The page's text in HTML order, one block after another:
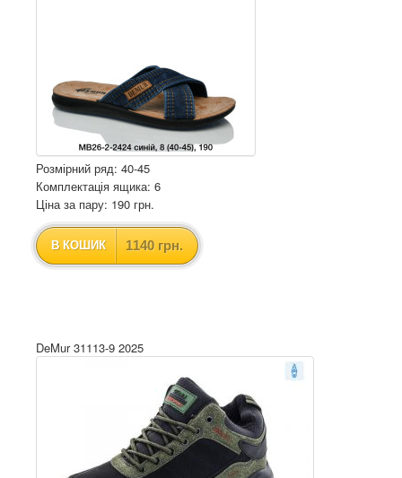
Розмірний ряд: 40-45
Комплектація ящика: 6
Ціна за пару: 190 грн.
В КОШИК 1140 грн.
DeMur 31113-9 2025